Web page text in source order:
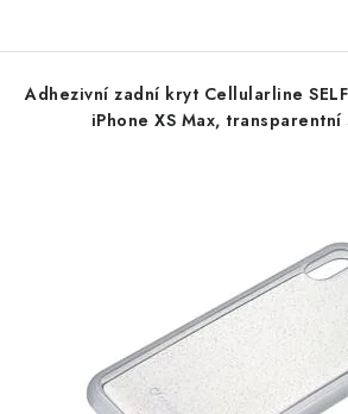
Adhezivní zadní kryt Cellularline
iPhone XS Max,